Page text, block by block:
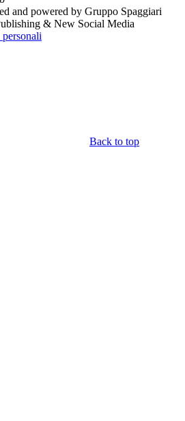
and powered by Gruppo Spaggiari
& New Social Media
Back to top